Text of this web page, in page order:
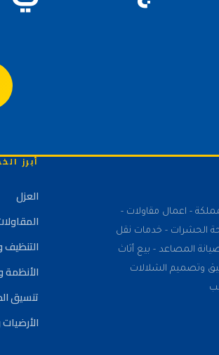
- اعمال مقاولات -
الحشرات - خدمات نقل
المصاعد - بيع أثاث
وتصميم الشلالات
أبرز
العزل
التنظيف
الأنظمة
تنسيق